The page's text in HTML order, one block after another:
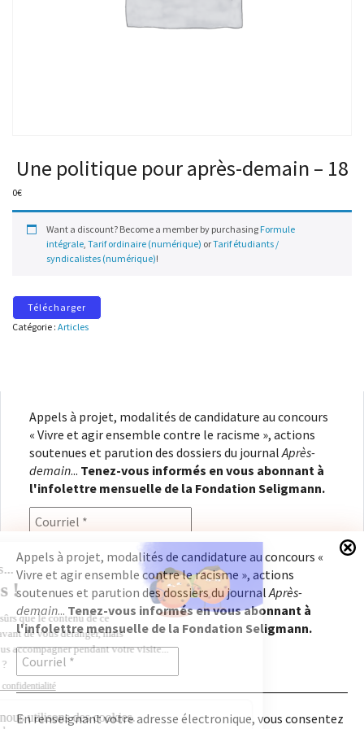
Une politique pour après-demain – 18
0€
Want a discount? Become a member by purchasing Formule
intégrale, Tarif ordinaire (numérique) orTarif étudiants /
syndicalistes (numérique)!
Télécharger
Catégorie : Articles
Appels à projet, modalités de candidature au concours
« Vivre et agir ensemble contre le racisme », actions
soutenues et parution des dossiers du journal Après-
demain... Tenez-vous informés en vous abonnant à
l'infolettre mensuelle de la Fondation Seligmann.
En renseignant votre adresse électronique, vous
consentez à recevoir l'infolettre de la Fondation
Seligmann, conformément à notrepolitique de
confidentialité. Il vous sera possible de vous
désabonner à tout moment.
Appels à projet, modalités de candidature au concours «
Vivre et agir ensemble contre le racisme », actions
soutenues et parution des dossiers du journalAprès-
demain... Tenez-vous informés en vous abonnant à
l'infolettre mensuelle de la Fondation Seligmann.
En renseignant votre adresse électronique, vous consentez